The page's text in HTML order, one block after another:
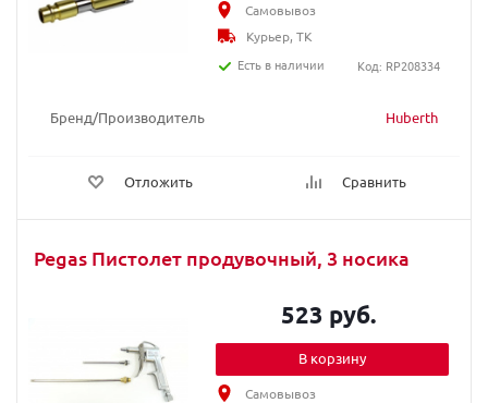
Бренд/Производитель Huberth
Отложить Сравнить
Самовывоз
Курьер, ТК
Есть в наличии
Код: RP208334
Pegas Пистолет продувочный, 3 носика
523 руб.
В корзину
Самовывоз